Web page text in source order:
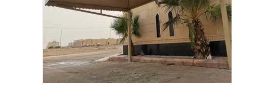
سواتر
وحواجز
منزلية
اسعار
سواتر
الحوش
والسطح